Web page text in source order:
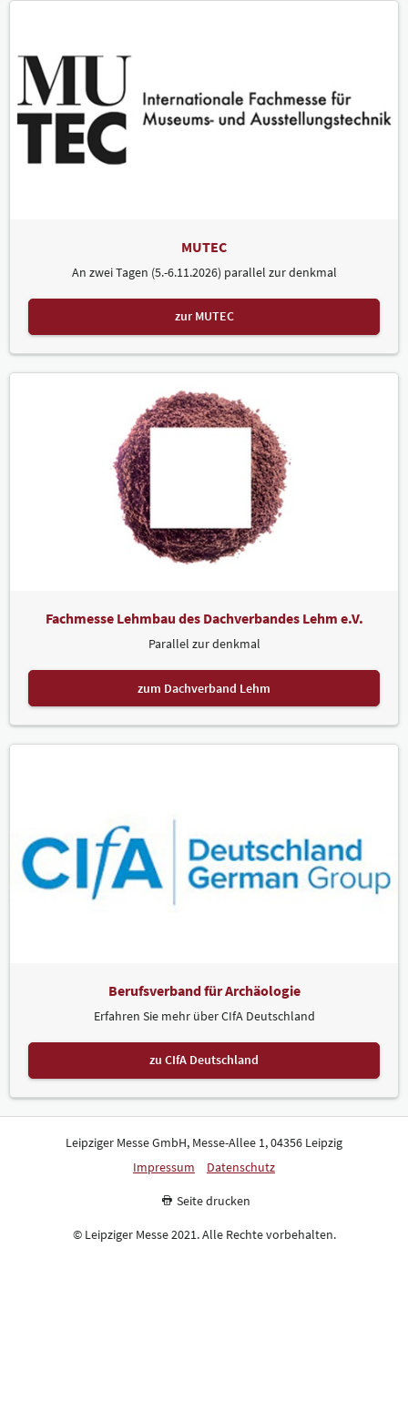
MUTEC
An zwei Tagen (5.-6.11.2026) parallel zur denkmal
zur MUTEC
Fachmesse Lehmbau des Dachverbandes Lehm e.V.
Parallel zur denkmal
zum Dachverband Lehm
Berufsverband für Archäologie
Erfahren Sie mehr über CIfA Deutschland
zu CIfA Deutschland
Leipziger Messe GmbH, Messe-Allee 1, 04356 Leipzig
Impressum
Datenschutz
Seite drucken
© Leipziger Messe 2021. Alle Rechte vorbehalten.